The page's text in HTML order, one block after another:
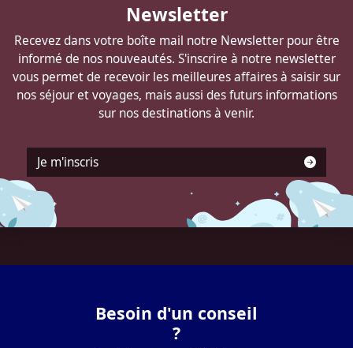
Newsletter
Recevez dans votre boîte mail notre Newsletter pour être
informé de nos nouveautés. S'inscrire à notre newsletter
vous permet de recevoir les meilleures affaires à saisir sur
nos séjour et voyages, mais aussi des futurs informations
sur nos destinations à venir.
Je m'inscris
Besoin d'un conseil
?